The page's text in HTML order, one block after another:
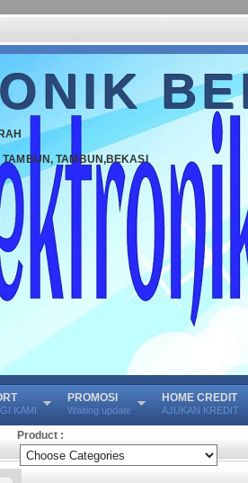
TAMBUN,BEKASI
KAMI
PROMOSI
Waiting update
HOME CREDIT
AJUKAN KREDIT
Product :